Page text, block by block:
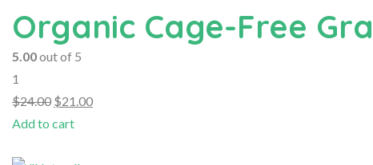
Organic Cage-Free
5.00out of 5
1
$24.00 $21.00
Add to cart